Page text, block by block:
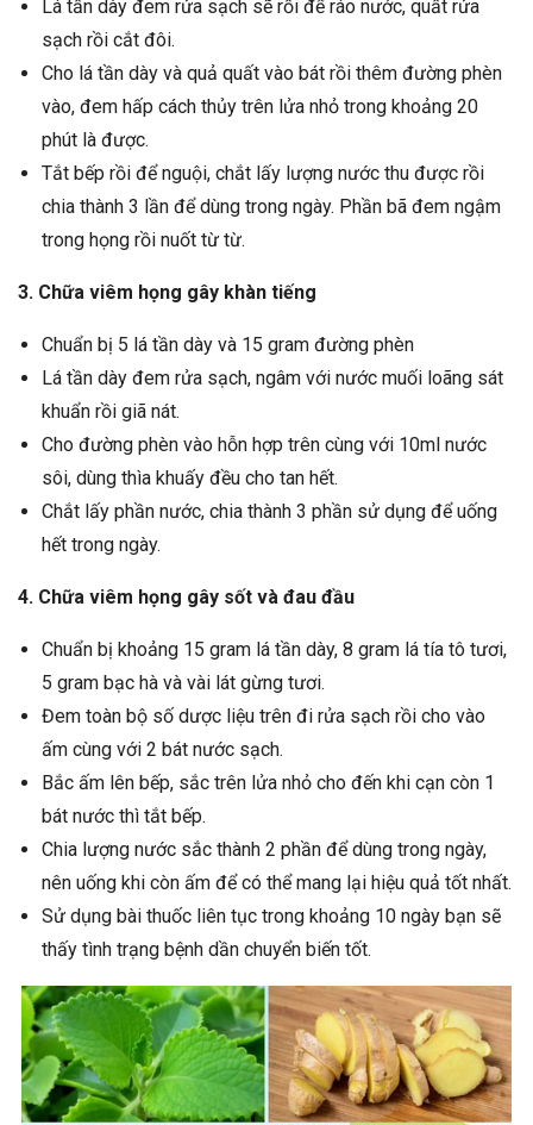
Lá tần dày đem rửa sạch sẽ rồi để ráo nước, quất rửa
sạch rồi cắt đôi.
Cho lá tần dày và quả quất vào bát rồi thêm đường phèn
vào, đem hấp cách thủy trên lửa nhỏ trong khoảng 20
phút là được.
Tắt bếp rồi để nguội, chắt lấy lượng nước thu được rồi
chia thành 3 lần để dùng trong ngày. Phần bã đem ngậm
trong họng rồi nuốt từ từ.
3. Chữa viêm họng gây khàn tiếng
Chuẩn bị 5 lá tần dày và 15 gram đường phèn
Lá tần dày đem rửa sạch, ngâm với nước muối loãng sát
khuẩn rồi giã nát.
Cho đường phèn vào hỗn hợp trên cùng với 10ml nước
sôi, dùng thìa khuấy đều cho tan hết.
Chắt lấy phần nước, chia thành 3 phần sử dụng để uống
hết trong ngày.
4. Chữa viêm họng gây sốt và đau đầu
Chuẩn bị khoảng 15 gram lá tần dày, 8 gram lá tía tô tươi,
5 gram bạc hà và vài lát gừng tươi.
Đem toàn bộ số dược liệu trên đi rửa sạch rồi cho vào
ấm cùng với 2 bát nước sạch.
Bắc ấm lên bếp, sắc trên lửa nhỏ cho đến khi cạn còn 1
bát nước thì tắt bếp.
Chia lượng nước sắc thành 2 phần để dùng trong ngày,
nên uống khi còn ấm để có thể mang lại hiệu quả tốt nhất.
Sử dụng bài thuốc liên tục trong khoảng 10 ngày bạn sẽ
thấy tình trạng bệnh dần chuyển biến tốt.